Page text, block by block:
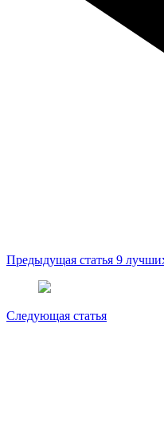
Предыдущая статья 9
Следующая статья